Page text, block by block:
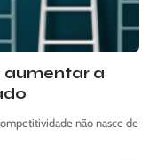
aumentar a
não nasce de